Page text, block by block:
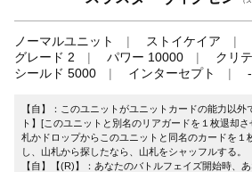
ノーマルユニット ストイケイア
グレード 2
パワー 10000
クリ
シールド 5000
インターセプト -
【自】：このユニットがユニットカードの能力以
ト】[このユニットと別名のリアガードを１枚退却
札かドロップからこのユニットと同名のカードを１
し、山札から探したなら、山札をシャッフルする。
【自】【(R)】：あなたのバトルフェイズ開始時、